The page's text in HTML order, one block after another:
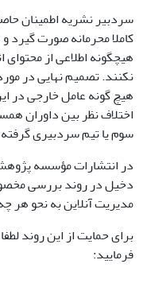
سردبیر نشریه اطمینان
کاملا محرمانه صورت
هیچگونه اطلاعی از
نکنند. تصمیم نهایی در
هیچ گونه عامل خارجی در
اختلاف نظر بین داوران
سوم یا تیم سردبیری
در انتشارات مؤسسه
دخیل در روند بررسی
مدیریت آنلاین به نحو هر
برای حمایت از این روند
فرمایید: